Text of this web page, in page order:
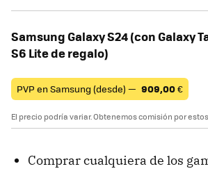
Samsung Galaxy S24 (con Galaxy
S6 Lite de regalo)
PVP en Samsung (desde) — 909,00€
El precio podría variar. Obtenemos comisión por
Comprar cualquiera de los